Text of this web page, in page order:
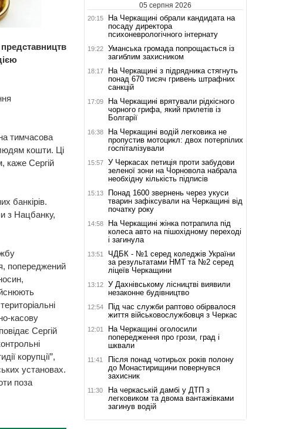
представництв
тимчасова
кошти. Ці
каже Сергій
банкірів.
з Нацбанку,
попереджений
касову
Сергій
корупції”,
установах.
поза
05 серпня 2026
20:15
На Черкащині обрали кандидата на
посаду директора
психоневрологічного інтернату
19:22
Уманська громада попрощається із
загиблим захисником
18:17
На Черкащині з підрядника стягнуть
понад 670 тисяч гривень штрафних
санкцій
17:09
На Черкащині врятували рідкісного
чорного грифа, який прилетів із
Болгарії
16:38
На Черкащині водій легковика не
пропустив мотоцикл: двох потерпілих
госпіталізували
15:57
У Черкасах петиція проти забудови
зеленої зони на Чорновола набрала
необхідну кількість підписів
15:13
Понад 1600 звернень через укуси
тварин зафіксували на Черкащині від
початку року
14:58
На Черкащині жінка потрапила під
колеса авто на пішохідному переході
і загинула
13:51
ЧДБК - №1 серед коледжів України
за результатами НМТ та №2 серед
ліцеїв Черкащини
13:12
У Дахнівському лісництві виявили
незаконне будівництво
12:54
Під час служби раптово обірвалося
життя військовослужбовця з Черкас
12:01
На Черкащині оголосили
попередження про грози, град і
шквали
11:41
Після понад чотирьох років полону
до Монастирищини повернувся
захисник
11:30
На черкаській дамбі у ДТП з
легковиком та двома вантажівками
загинув водій